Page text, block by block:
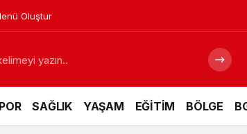
Oluştur
yazın..
SAĞLIK YAŞAM EĞİTİM BÖLGE